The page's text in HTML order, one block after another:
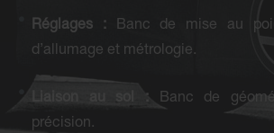
Réglages :Banc de mise au
d’allumage et métrologie.
Liaison au sol :Banc de
précision.